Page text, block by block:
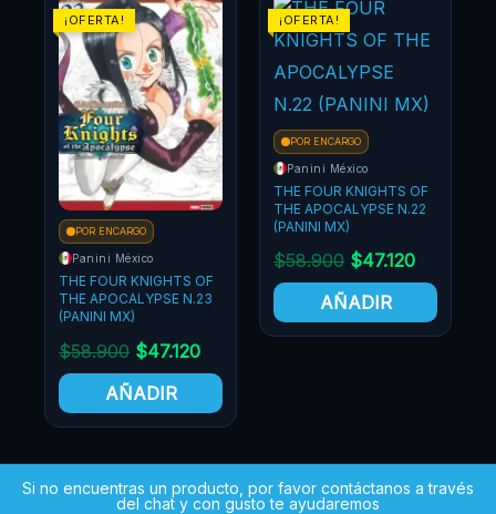
KNIGHTS OF
N.23
47.120
¡OFERTA!
POR ENCARGO
Panini México
THE FOUR KNIGHTS OF
THE APOCALYPSE N.22
(PANINI MX)
$
47.120
AÑADIR
Panini México
THE FOUR
THE APOCALYPSE
(PANINI MX)
Si no encuentras un producto, por favor contáctanos a través
del chat y con gusto te ayudaremos